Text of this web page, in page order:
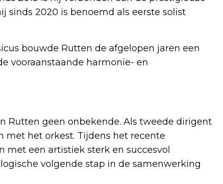
sinds 2020 is benoemd als eerste solist
bouwde Rutten de afgelopen jaren een
vooraanstaande harmonie- en
Rutten geen onbekende. Als tweede dirigent
met het orkest. Tijdens het recente
een artistiek sterk en succesvol
volgende stap in de samenwerking